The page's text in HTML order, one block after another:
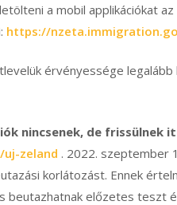
a mobil applikációkat
https://
érvényessége
nincsenek, de frissülnek
zeland . 2022. szeptember
korlátozást. Ennek
beutazhatnak előzetes teszt